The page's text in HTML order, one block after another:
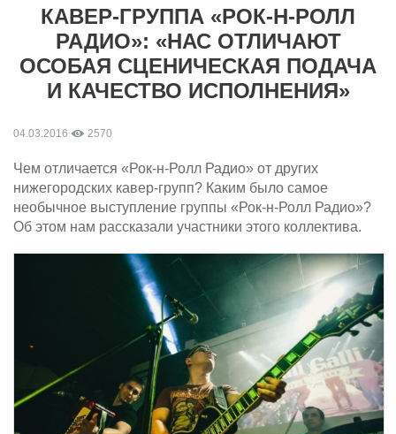
КАВЕР-ГРУППА «РОК-Н-РОЛЛ
РАДИО»: «НАС ОТЛИЧАЮТ
ОСОБАЯ СЦЕНИЧЕСКАЯ ПОДАЧА
И КАЧЕСТВО ИСПОЛНЕНИЯ»
04.03.2016 2570
Чем отличается «Рок-н-Ролл Радио» от других
нижегородских кавер-групп? Каким было самое
необычное выступление группы «Рок-н-Ролл Радио»?
Об этом нам рассказали участники этого коллектива.